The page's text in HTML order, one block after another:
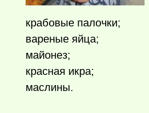
крабовые палочки;
вареные яйца;
майонез;
красная икра;
маслины.